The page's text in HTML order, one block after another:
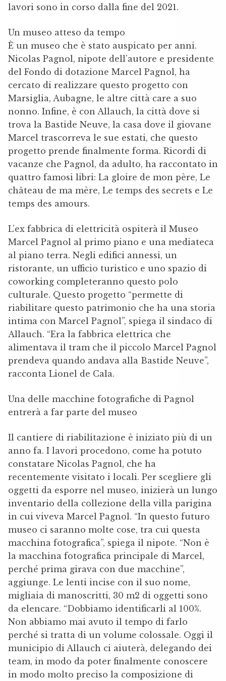
lavori sono in corso dalla fine del 2021.
Un museo atteso da tempo
È un museo che è stato auspicato per anni.
Nicolas Pagnol, nipote dell’autore e presidente
del Fondo di dotazione Marcel Pagnol, ha
cercato di realizzare questo progetto con
Marsiglia, Aubagne, le altre città care a suo
nonno. Infine, è con Allauch, la città dove si
trova la Bastide Neuve, la casa dove il giovane
Marcel trascorreva le sue estati, che questo
progetto prende finalmente forma. Ricordi di
vacanze che Pagnol, da adulto, ha raccontato in
quattro famosi libri: La gloire de mon père, Le
château de ma mère, Le temps des secrets e Le
temps des amours.
L’ex fabbrica di elettricità ospiterà il Museo
Marcel Pagnol al primo piano e una mediateca
al piano terra. Negli edifici annessi, un
ristorante, un ufficio turistico e uno spazio di
coworking completeranno questo polo
culturale. Questo progetto “permette di
riabilitare questo patrimonio che ha una storia
intima con Marcel Pagnol”, spiega il sindaco di
Allauch. “Era la fabbrica elettrica che
alimentava il tram che il piccolo Marcel Pagnol
prendeva quando andava alla Bastide Neuve”,
racconta Lionel de Cala.
Una delle macchine fotografiche di Pagnol
entrerà a far parte del museo
Il cantiere di riabilitazione è iniziato più di un
anno fa. I lavori procedono, come ha potuto
constatare Nicolas Pagnol, che ha
recentemente visitato i locali. Per scegliere gli
oggetti da esporre nel museo, inizierà un lungo
inventario della collezione della villa parigina
in cui viveva Marcel Pagnol. “In questo futuro
museo ci saranno molte cose, tra cui questa
macchina fotografica”, spiega il nipote. “Non è
la macchina fotografica principale di Marcel,
perché prima girava con due macchine”,
aggiunge. Le lenti incise con il suo nome,
migliaia di manoscritti, 30 m2 di oggetti sono
da elencare. “Dobbiamo identificarli al 100%.
Non abbiamo mai avuto il tempo di farlo
perché si tratta di un volume colossale. Oggi il
municipio di Allauch ci aiuterà, delegando dei
team, in modo da poter finalmente conoscere
in modo molto preciso la composizione di